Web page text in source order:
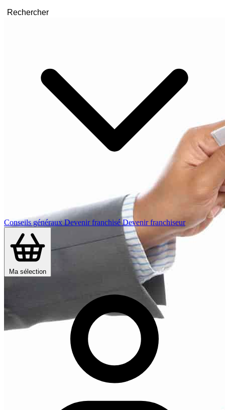
Conseils générauxDevenir franchiséDevenir franchiseur
Ma sélection
Rechercher